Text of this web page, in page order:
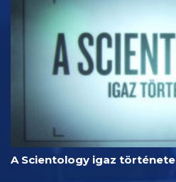
A Scientology igaz története